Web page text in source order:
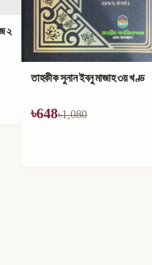
২
তাহকীক সুনান ইবনু মাজাহ ৩য় খণ্ড
৳648৳1,080